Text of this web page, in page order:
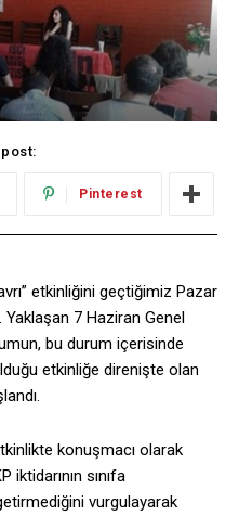
Pinterest
etkinliğini geçtiğimiz Pazar
7 Haziran Genel
bu durum içerisinde
etkinliğe direnişte olan
konuşmacı olarak
iktidarının sınıfa
vurgulayarak